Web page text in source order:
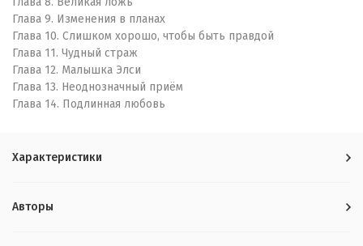
Глава 9. Изменения в планах
Глава 10. Слишком хорошо, чтобы быть правдой
Глава 11. Чудный страж
Глава 12. Малышка Элси
Глава 13. Неоднозначный приём
Глава 14. Подлинная любовь
Характеристики
Авторы